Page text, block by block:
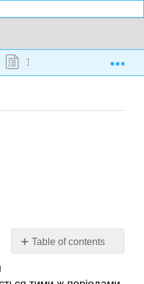
1.5: Етичні рішення
Table of contents
No